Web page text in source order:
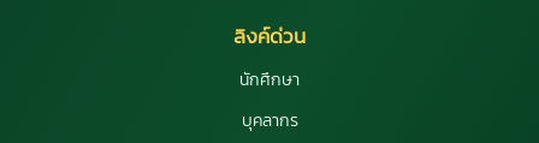
ลิงค์ด่วน
นักศึกษา
บุคลากร